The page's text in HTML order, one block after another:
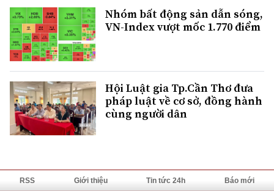
Nhóm bất động sản dẫn sóng,
VN-Index vượt mốc 1.770 điểm
Hội Luật gia Tp.Cần Thơ đưa
pháp luật về cơ sở, đồng hành
cùng người dân
RSS Giới thiệu Tin tức 24h Báo mới